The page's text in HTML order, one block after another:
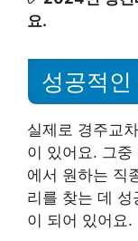
요.
성공적인
실제로 경주교
이 있어요. 그중
에서 원하는 직
리를 찾는 데
이 되어 있어요.